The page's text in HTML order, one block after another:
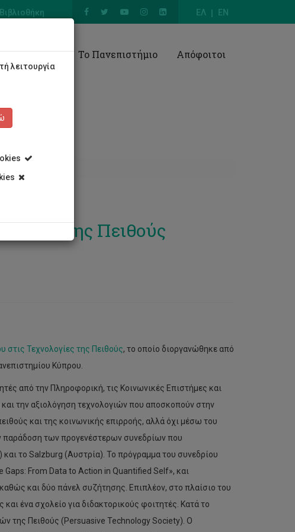
ΕΛ EN
Βιβλιοθήκη
Έρευνα Το Πανεπιστήμιο Απόφοιτοι
της Πειθούς
στις Τεχνολογίες της Πειθούς, το οποίο διοργανώθηκε από
Κύπρου.
από την Πληροφορική, τις Κοινωνικές Επιστήμες και
την αξιολόγηση τεχνολογιών που αποσκοπούν στην
και της κοινωνικής επιρροής, αλλά όχι μέσω του
παράδοση των προγενέστερων συνεδρίων που
το Salzburg (Αυστρία). Το πρόγραμμα του συνεδρίου
Gaps: From Data to Action in Quantified Self», και
και δύο πάνελ συζήτησης. Επιπλέον, στο πλαίσιο του
ένα σχολείο για διδακτορικούς φοιτητές. Κατά το
της Πειθούς (Persuasive Technology Society). Ο
λειτουργία